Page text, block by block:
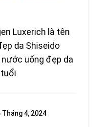
Luxerich là tên
da Shiseido
uống đẹp da
Tháng 4, 2024